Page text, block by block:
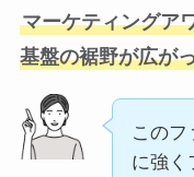
マーケティングア
基盤の裾野が広が
このフ
に強く